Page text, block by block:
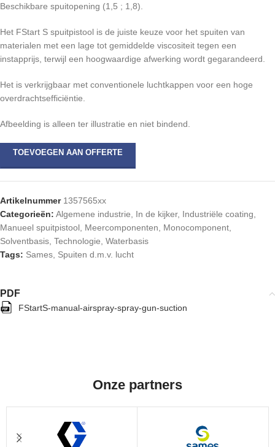
Beschikbare spuitopening (1,5 ; 1,8).
Het FStart S spuitpistool is de juiste keuze voor het spuiten van
materialen met een lage tot gemiddelde viscositeit tegen een
instapprijs, terwijl een hoogwaardige afwerking wordt gegarandeerd.
Het is verkrijgbaar met conventionele luchtkappen voor een hoge
overdrachtsefficiëntie.
Afbeelding is alleen ter illustratie en niet bindend.
TOEVOEGEN AAN OFFERTE
Artikelnummer 1357565xx
Categorieën: Algemene industrie In de kijker, Industriële coating
Manueel spuitpistool Meercomponenten Monocomponent
Solventbasis Technologie Waterbasis
Tags: Sames Spuiten d.m.v. lucht
PDF
FStartS-manual-airspray-spray-gun-suction
Onze partners